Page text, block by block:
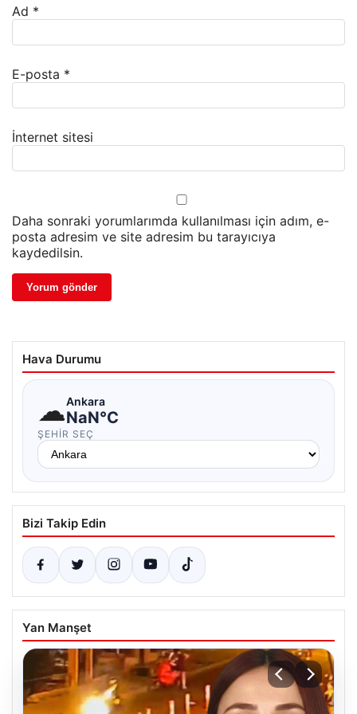
Ad *
E-posta *
İnternet sitesi
Daha sonraki yorumlarımda kullanılması için adım, e-
posta adresim ve site adresim bu tarayıcıya
kaydedilsin.
Hava Durumu
☁Ankara
NaN°C
ŞEHIR SEÇ
Bizi Takip Edin
Yan Manşet